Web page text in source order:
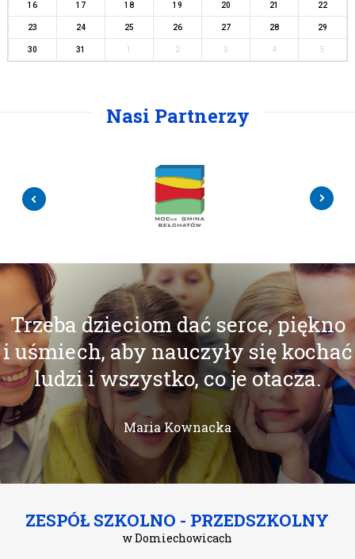
16 17 18 19 20 21 22
23 24 25 26 27 28 29
30 31 2 3 4 5
Nasi Partnerzy
Trzeba dzieciom dać serce, piękno
i uśmiech, aby nauczyły się kochać
ludzi i wszystko, co je otacza.
Maria Kownacka
ZESPÓŁ SZKOLNO - PRZEDSZKOLNY
w Domiechowicach